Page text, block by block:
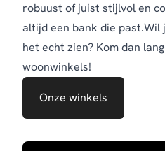
robuust of juist stijlvol en
altijd een bank die
het echt zien? Kom dan
woonwinkels!
Onze winkels